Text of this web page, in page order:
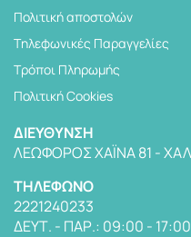
Πολιτική αποστολών
Tηλεφωνικές Παραγγελίες
Τρόποι Πληρωμής
Πολιτική Cookies
ΔΙΕΎΘΥΝΣΗ
ΛΕΩΦΌΡΟΣ ΧΑΪΝΆ 81 -
TΗΛΈΦΩΝΟ
2221240233
ΔΕΥΤ. - ΠΑΡ.: 09:00 - 17:00